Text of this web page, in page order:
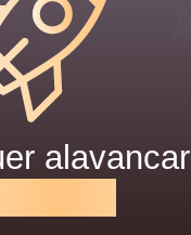
alavancar